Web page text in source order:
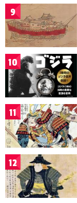
9
10
11
12